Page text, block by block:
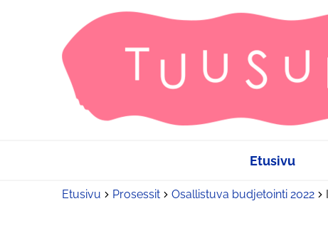
Etusivu
Etusivu Prosessit Osallistuva budjetointi 2022